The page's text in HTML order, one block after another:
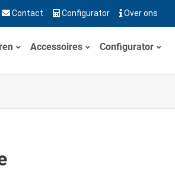
Contact Configurator Over ons
Accessoires Configurator